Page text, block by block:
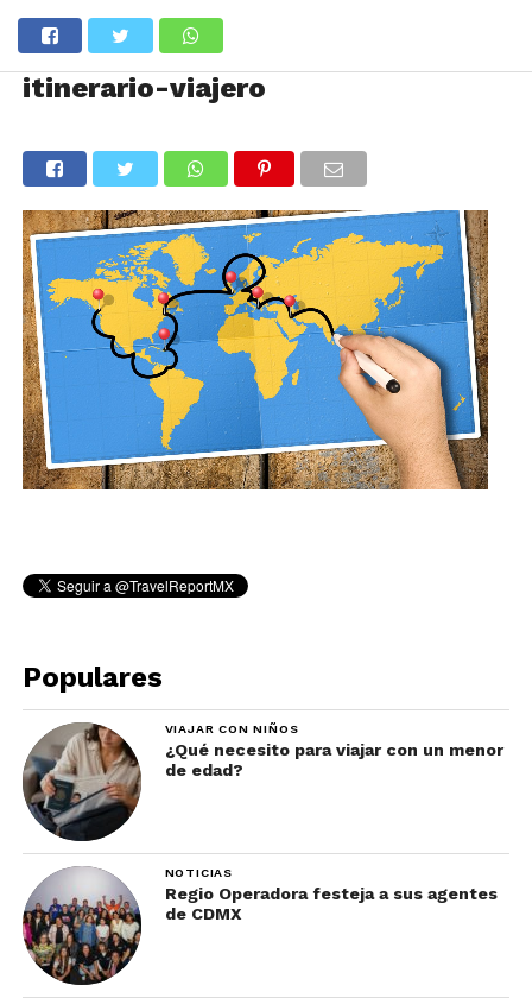
itinerario-viajero
Populares
VIAJAR CON NIÑOS
¿Qué necesito para viajar con un menor
de edad?
NOTICIAS
Regio Operadora festeja a sus agentes
de CDMX